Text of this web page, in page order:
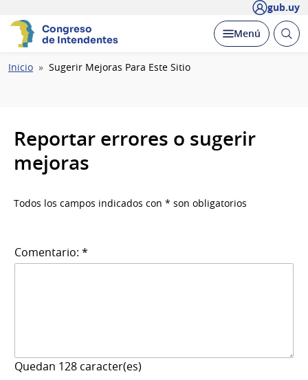
gub.uy
Congreso
de Intendentes
Desplegar
Menú Abrir
Ruta
Inicio Sugerir Mejoras Para Este Sitio
Reportar errores o sugerir
mejoras
Todos los campos indicados con * son obligatorios
Comentario: *
Quedan 128 caracter(es)